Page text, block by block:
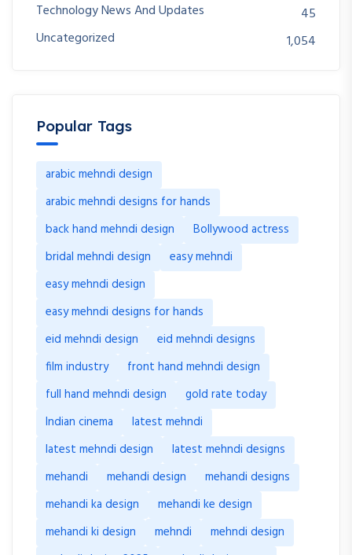
Technology News And Updates
45
Uncategorized
1,054
Popular Tags
arabic mehndi design
arabic mehndi designs for hands
back hand mehndi design
Bollywood actress
bridal mehndi design
easy mehndi
easy mehndi design
easy mehndi designs for hands
eid mehndi design
eid mehndi designs
film industry
front hand mehndi design
full hand mehndi design
gold rate today
Indian cinema
latest mehndi
latest mehndi design
latest mehndi designs
mehandi
mehandi design
mehandi designs
mehandi ka design
mehandi ke design
mehandi ki design
mehndi
mehndi design